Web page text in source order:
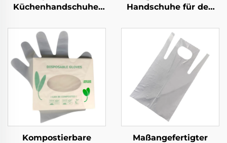
Küchenhandschuhe,
kompostierbar aus
PLA PBAT Maisstärke
Material
Handschuhe für den
kompostierbar aus
PLA PBAT Maisstärke
Material
Kompostierbare
Maßangefertigter